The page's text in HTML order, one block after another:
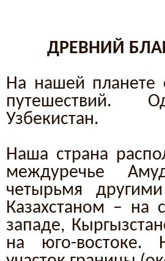
ДРЕВНИЙ
На нашей планете
путешествий.
Узбекистан.
Наша страна
междуречье
четырьмя
Казахстаном – на
западе,
на юго-востоке.